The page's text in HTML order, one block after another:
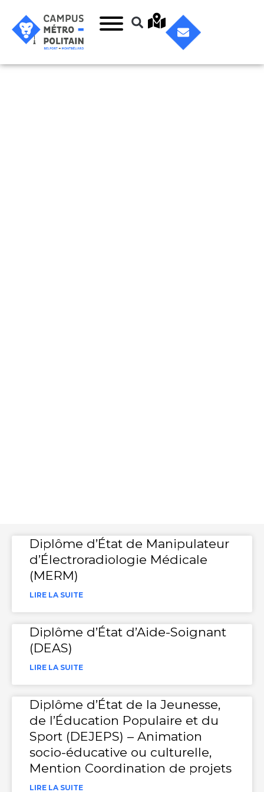
Diplôme d’État de Manipulateur
d’Électroradiologie Médicale
(MERM)
LIRE LA SUITE
Diplôme d’État d’Aide-Soignant
(DEAS)
LIRE LA SUITE
Diplôme d’État de la Jeunesse,
de l’Éducation Populaire et du
Sport (DEJEPS) – Animation
socio-éducative ou culturelle,
Mention Coordination de projets
LIRE LA SUITE